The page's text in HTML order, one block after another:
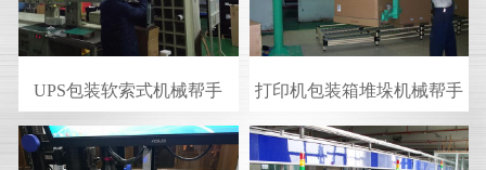
UPS包装软索式机械帮手 打印机包装箱堆垛机械帮手